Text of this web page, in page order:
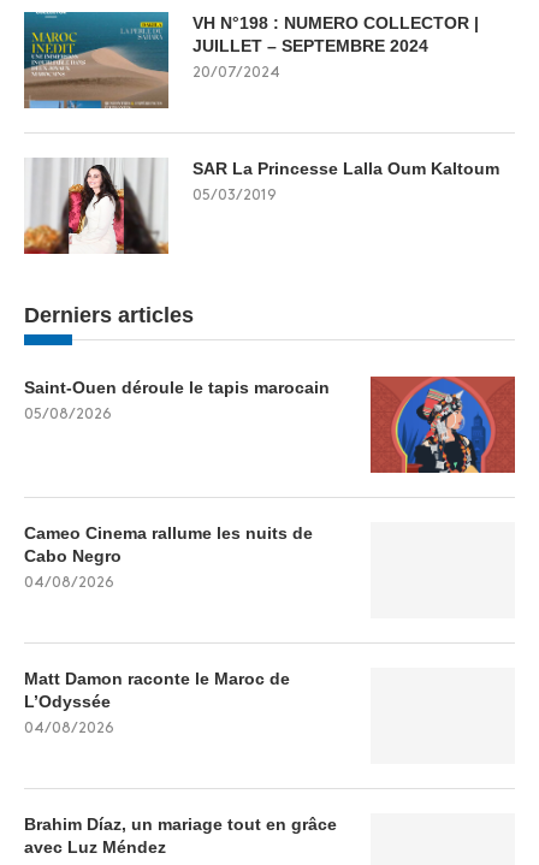
VH N°198 : NUMERO COLLECTOR |
JUILLET – SEPTEMBRE 2024
20/07/2024
SAR La Princesse Lalla Oum Kaltoum
05/03/2019
Derniers articles
Saint-Ouen déroule le tapis marocain
05/08/2026
Cameo Cinema rallume les nuits de
Cabo Negro
04/08/2026
Matt Damon raconte le Maroc de
L’Odyssée
04/08/2026
Brahim Díaz, un mariage tout en grâce
avec Luz Méndez